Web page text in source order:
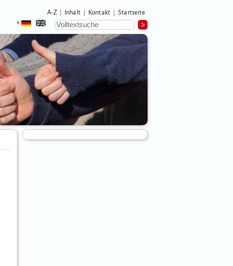
A-Z Inhalt Kontakt Startseite